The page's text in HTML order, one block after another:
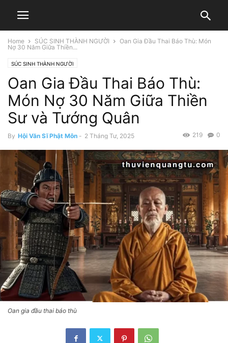
Home SÚC SINH THÀNH NGƯỜI
Oan Gia Đầu Thai Báo Thù: Món
Nợ 30 Năm Giữa Thiền...
SÚC SINH THÀNH NGƯỜI
Oan Gia Đầu Thai Báo Thù:
Món Nợ 30 Năm Giữa Thiền
Sư và Tướng Quân
By Hội Văn Sĩ Phật Môn - 2 Tháng Tư, 2025 0
219
Oan gia đầu thai báo thù